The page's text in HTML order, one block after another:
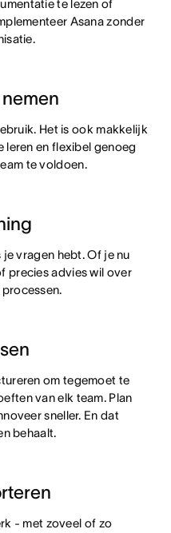
te lezen of
Asana zonder
Het is ook makkelijk
leren en flexibel genoeg
te voldoen.
je vragen hebt. Of je nu
precies advies wil over
om tegemoet te
van elk team. Plan
sneller. En dat
behaalt.
- met zoveel of zo